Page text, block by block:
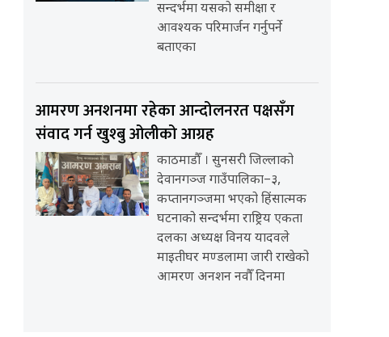
सन्दर्भमा यसको समीक्षा र
आवश्यक परिमार्जन गर्नुपर्ने
बताएका
आमरण अनशनमा रहेका आन्दोलनरत पक्षसँग
संवाद गर्न खुश्बु ओलीको आग्रह
काठमाडौँ । सुनसरी जिल्लाको
देवानगञ्ज गाउँपालिका–३,
कप्तानगञ्जमा भएको हिंसात्मक
घटनाको सन्दर्भमा राष्ट्रिय एकता
दलका अध्यक्ष विनय यादवले
माइतीघर मण्डलामा जारी राखेको
आमरण अनशन नवौँ दिनमा